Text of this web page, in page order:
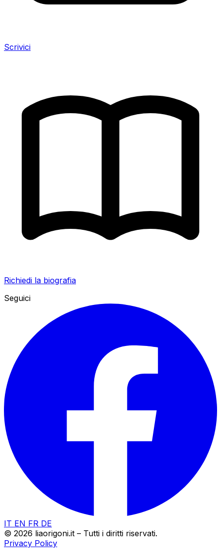
Scrivici
Richiedi la biografia
Seguici
IT EN FR DE
© 2026 liaorigoni.it – Tutti i diritti riservati.
Privacy Policy